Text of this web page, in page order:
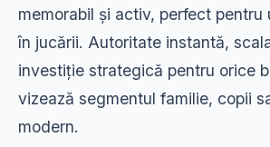
memorabil și activ, perfect pentru
în jucării. Autoritate instantă,
investiție strategică pentru orice
vizează segmentul familie, copii
modern.